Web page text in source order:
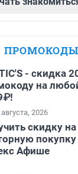
ПРОМОКОДЫ
- скидка
на
2026
скидку
Афише